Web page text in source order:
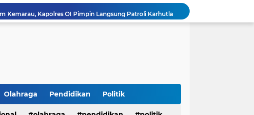
Kemarau, Kapolres OI Pimpin Langsung Patroli Karhutla
Ke 81
Lepas Satgas Pemberantasan PETI, Bupati M. Syukur: Geopark Merangin Harga Mati
Olahraga Pendidikan Politik